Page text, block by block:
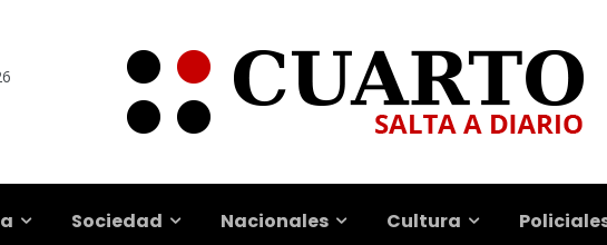
Sociedad Nacionales Cultura